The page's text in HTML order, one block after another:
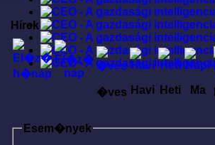
Hírek
�ves Havi Heti Ma
Esem�nyek